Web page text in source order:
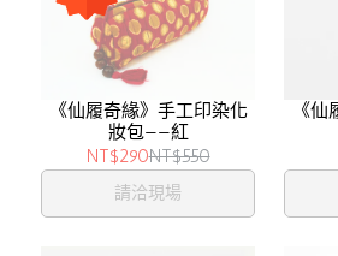
《仙履奇緣》手工印染化
妝包——紅
NT$290NT$550
請洽現場
《